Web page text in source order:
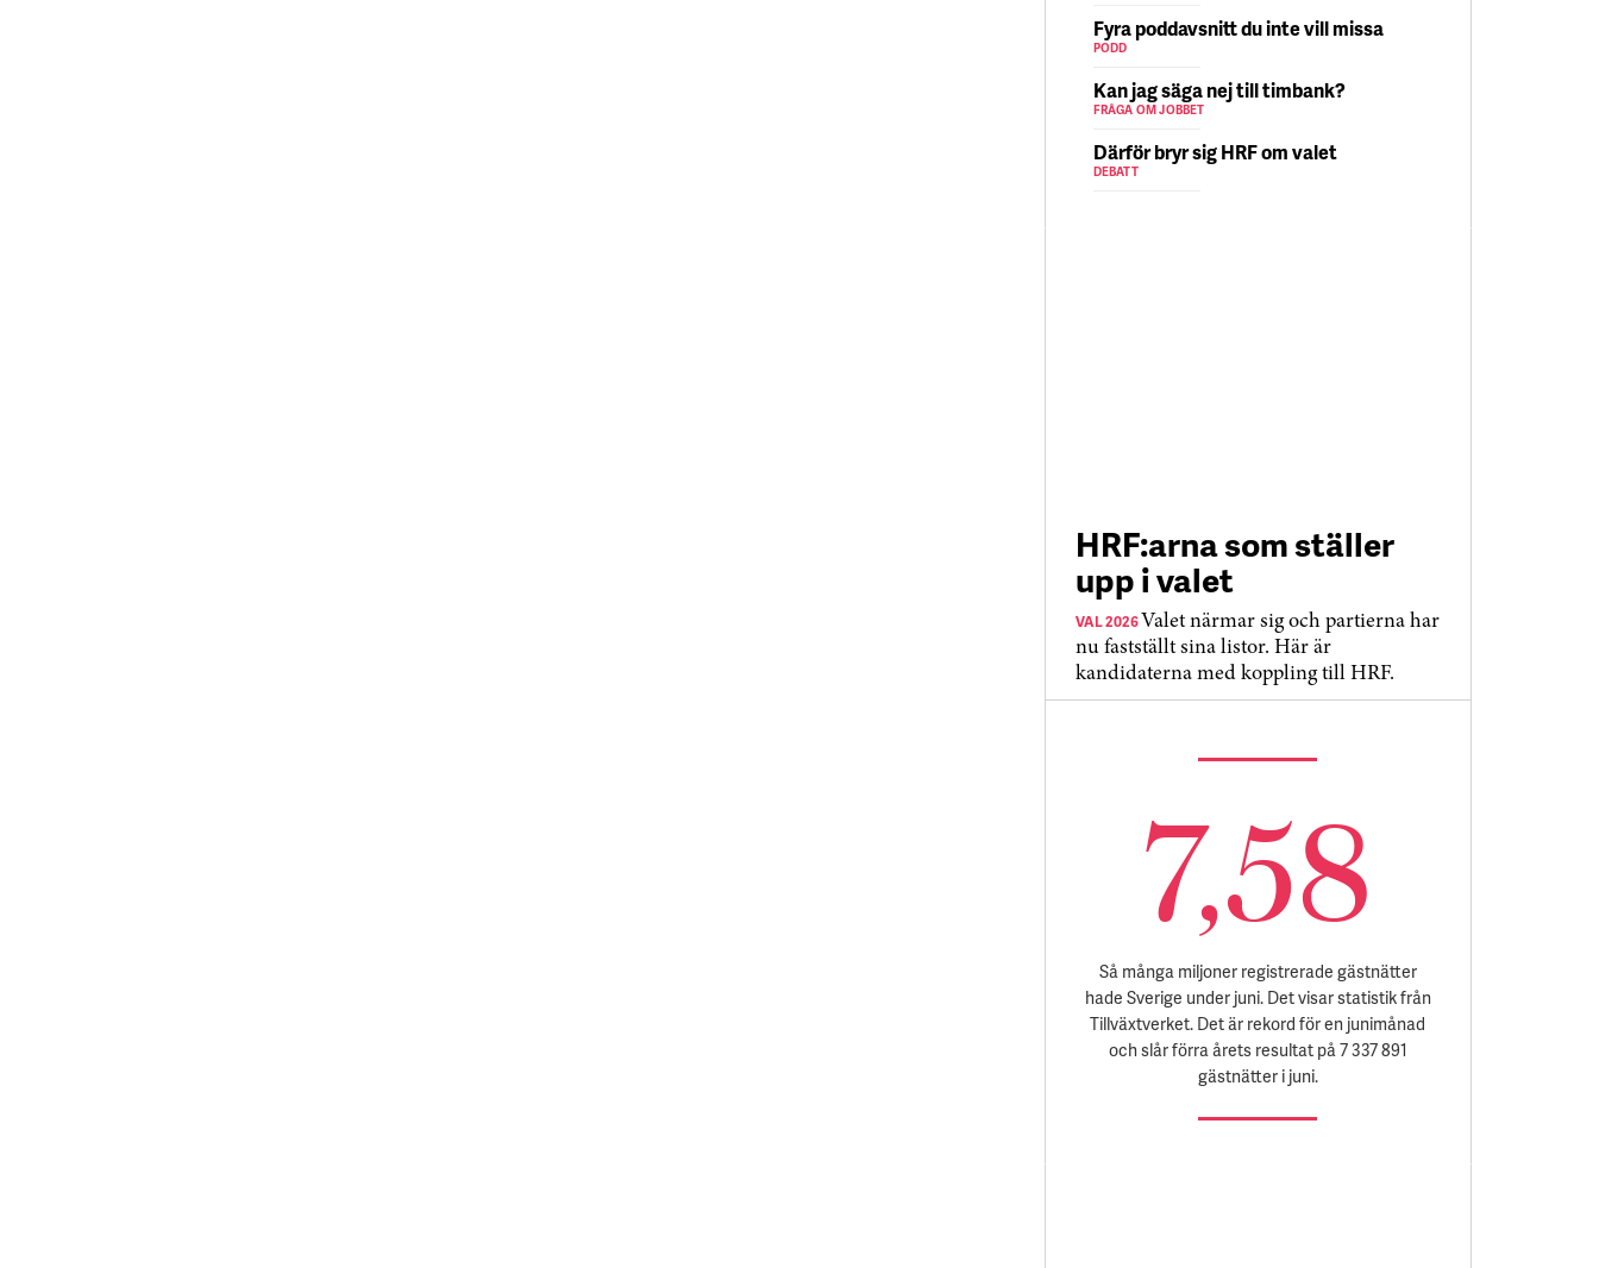
Fyra poddavsnitt du inte vill missa
PODD
Kan jag säga nej till timbank?
FRÅGA OM JOBBET
Därför bryr sig HRF om valet
DEBATT
HRF:arna som ställer
upp i valet
VAL 2026Valet närmar sig och partierna har
nu fastställt sina listor. Här är
kandidaterna med koppling till HRF.
7,58
Så många miljoner registrerade gästnätter
hade Sverige under juni. Det visar statistik från
Tillväxtverket. Det är rekord för en junimånad
och slår förra årets resultat på 7 337 891
gästnätter i juni.